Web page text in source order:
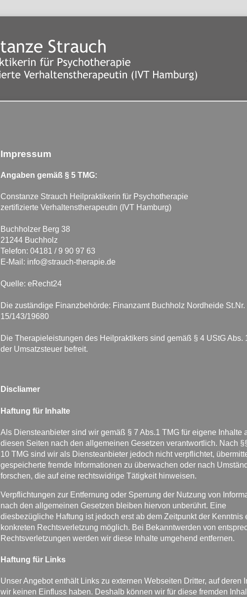
Impressum
Angaben gemäß § 5 TMG:
Constanze Strauch Heilpraktikerin für Psychotherapie
zertifizierte Verhaltenstherapeutin (IVT Hamburg)
Buchholzer Berg 38
21244 Buchholz
Telefon: 04181 / 9 90 97 63
E-Mail: info@strauch-therapie.de
Quelle: eRecht24
Die zuständige Finanzbehörde: Finanzamt Buchholz Nordheide St.Nr.
15/143/19680
Die Therapieleistungen des Heilpraktikers sind gemäß § 4 UStG Abs.
der Umsatzsteuer befreit.
Discliamer
Haftung für Inhalte
Als Diensteanbieter sind wir gemäß § 7 Abs.1 TMG für eigene Inhalte
diesen Seiten nach den allgemeinen Gesetzen verantwortlich. Nach
10 TMG sind wir als Diensteanbieter jedoch nicht verpflichtet,
gespeicherte fremde Informationen zu überwachen oder nach
forschen, die auf eine rechtswidrige Tätigkeit hinweisen.
Verpflichtungen zur Entfernung oder Sperrung der Nutzung von
nach den allgemeinen Gesetzen bleiben hiervon unberührt. Eine
diesbezügliche Haftung ist jedoch erst ab dem Zeitpunkt der Kenntnis
konkreten Rechtsverletzung möglich. Bei Bekanntwerden von
Rechtsverletzungen werden wir diese Inhalte umgehend entfernen.
Haftung für Links
Unser Angebot enthält Links zu externen Webseiten Dritter, auf deren
wir keinen Einfluss haben. Deshalb können wir für diese fremden